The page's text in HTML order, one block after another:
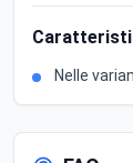
Nelle